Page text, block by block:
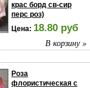
крас борд св-сир
перс роз)
Цена: 18.80 руб
В корзину »
Роза
флористическая с